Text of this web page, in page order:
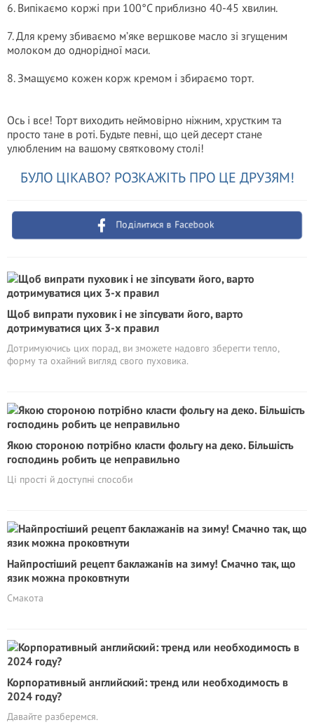
6. Випікаємо коржі при 100°C приблизно 40-45 хвилин.
7. Для крему збиваємо м’яке вершкове масло зі згущеним
молоком до однорідної маси.
8. Змащуємо кожен корж кремом і збираємо торт.
Ось і все! Торт виходить неймовірно ніжним, хрустким та
просто тане в роті. Будьте певні, що цей десерт стане
улюбленим на вашому святковому столі!
БУЛО ЦІКАВО? РОЗКАЖІТЬ ПРО ЦЕ ДРУЗЯМ!
Поділитися в Facebook
Щоб випрати пуховик і не зіпсувати його, варто
дотримуватися цих 3-х правил
Дотримуючись цих порад, ви зможете надовго зберегти тепло,
форму та охайний вигляд свого пуховика.
Якою стороною потрібно класти фольгу на деко. Більшість
господинь робить це неправильно
Ці прості й доступні способи
Найпростіший рецепт баклажанів на зиму! Смачно так, що
язик можна проковтнути
Смакота
Корпоративный английский: тренд или необходимость в
2024 году?
Давайте разберемся.